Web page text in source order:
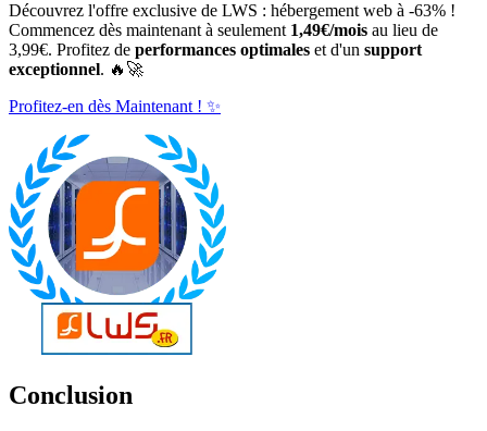
Découvrez l'offre exclusive de LWS : hébergement web à -63% !
Commencez dès maintenant à seulement 1,49€/mois au lieu de
3,99€. Profitez de performances optimales et d'un support
exceptionnel. 🔥🚀
Profitez-en dès Maintenant ! ✨
Conclusion